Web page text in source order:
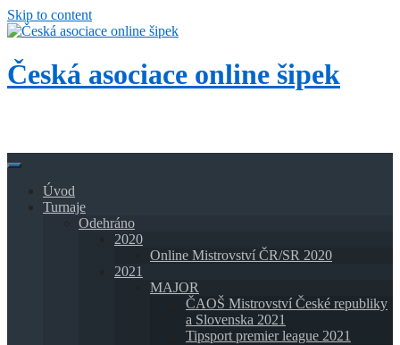
Skip to content
Česká asociace online šipek
Úvod
Turnaje
Odehráno
2020
Online Mistrovství ČR/SR 2020
2021
MAJOR
ČAOŠ Mistrovství České republiky
a Slovenska 2021
Tipsport premier league 2021